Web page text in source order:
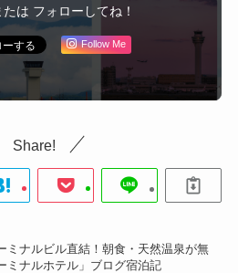
は フォローしてね！
Follow Me
Share!
ミナルビル直結！朝食・天然温泉が無
ミナルホテル」ブログ宿泊記